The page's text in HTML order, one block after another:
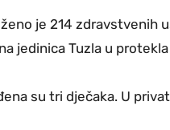
je 214 zdravstvenih
jedinica Tuzla u
su tri dječaka. U